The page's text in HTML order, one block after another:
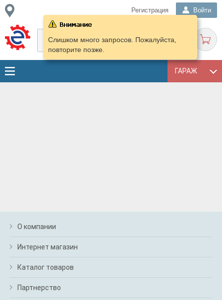
Регистрация Войти
ГАРАЖ
Слишком много запросов. Пожалуйста,
повторите позже.
О компании
Интернет магазин
Каталог товаров
Партнерство